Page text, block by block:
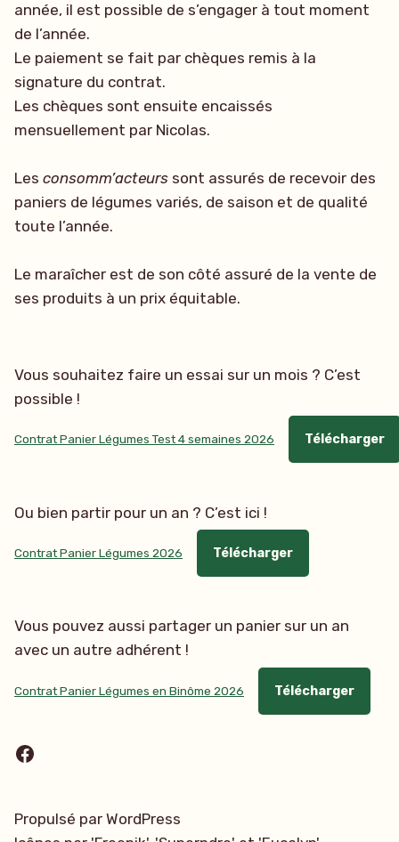
année, il est possible de s’engager à tout moment
de l’année.
Le paiement se fait par chèques remis à la
signature du contrat.
Les chèques sont ensuite encaissés
mensuellement par Nicolas.
Les consomm’acteurs sont assurés de recevoir des
paniers de légumes variés, de saison et de qualité
toute l’année.
Le maraîcher est de son côté assuré de la vente de
ses produits à un prix équitable.
Vous souhaitez faire un essai sur un mois ? C’est
possible !
Contrat Panier Légumes Test 4 semaines 2026 Télécharger
Ou bien partir pour un an ? C’est ici !
Contrat Panier Légumes 2026 Télécharger
Vous pouvez aussi partager un panier sur un an
avec un autre adhérent !
Contrat Panier Légumes en Binôme 2026 Télécharger
Facebook
Propulsé par WordPress